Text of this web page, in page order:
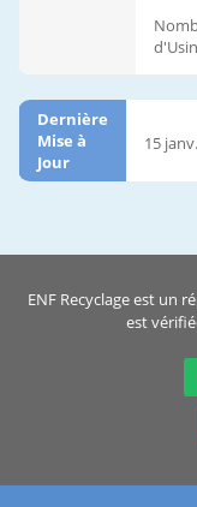
Dernière
Mise à
Jour
15
ENF Recyclage est un
est